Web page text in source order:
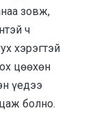
зовж,
ч
хэрэгтэй
цөөхөн
үедээ
болно.